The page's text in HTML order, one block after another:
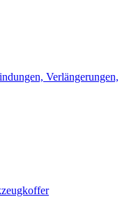
Verlängerungen,